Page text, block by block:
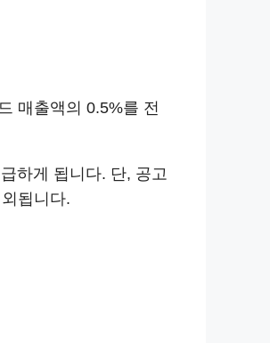
매출액의 0.5%를 전
하게 됩니다. 단, 공고
됩니다.